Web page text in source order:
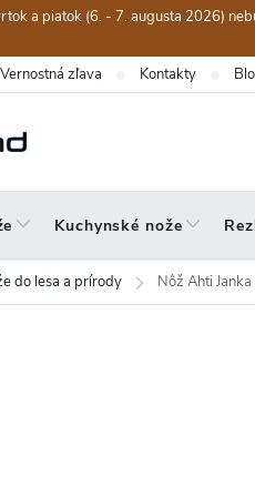
a piatok (6. - 7. augusta 2026)
Vernostná zľava Kontakty
Kuchynské nože
do lesa a prírody Nôž Ahti